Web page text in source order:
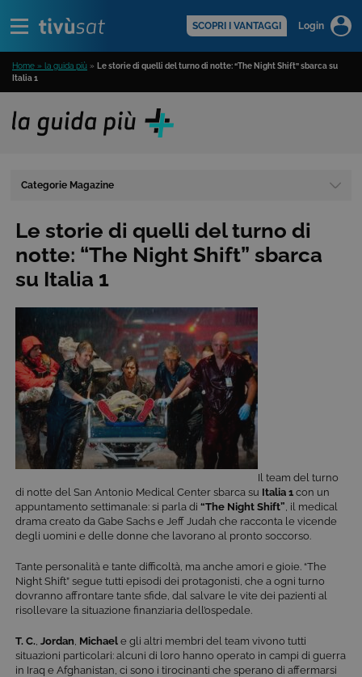
SCOPRI I VANTAGGI Login
Home » la guida più »
Le storie di quelli del turno di notte: “The Night Shift” sbarca su
Italia 1
Categorie Magazine
Le storie di quelli del turno di
notte: “The Night Shift” sbarca
su Italia 1
Il team del turno
di notte del San Antonio Medical Center sbarca su Italia 1 con un
appuntamento settimanale: si parla di “The Night Shift” , il medical
drama creato da Gabe Sachs e Jeff Judah che racconta le vicende
degli uomini e delle donne che lavorano al pronto soccorso.
Tante personalità e tante difficoltà, ma anche amori e gioie. “The
Night Shift” segue tutti episodi dei protagonisti, che a ogni turno
dovranno affrontare tante sfide, dal salvare le vite dei pazienti al
risollevare la situazione finanziaria dell’ospedale.
T. C. Jordan Michael e gli altri membri del team vivono tutti
situazioni particolari: alcuni di loro hanno operato in campi di guerra
in Iraq e Afghanistan, ci sono i tirocinanti che sperano di affermarsi